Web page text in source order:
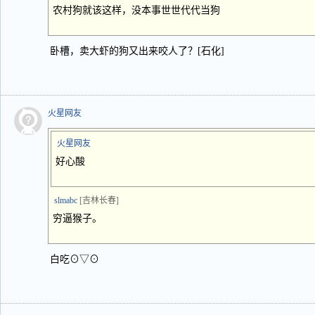
农村狗就该这样，没本事世世代代当狗
卧槽，卖大虾的狗又出来咬人了？[石化]
火星网友
火星网友
好心酸
slmabc [吉林长春]
穷逼猴子。
白吃⊙▽⊙